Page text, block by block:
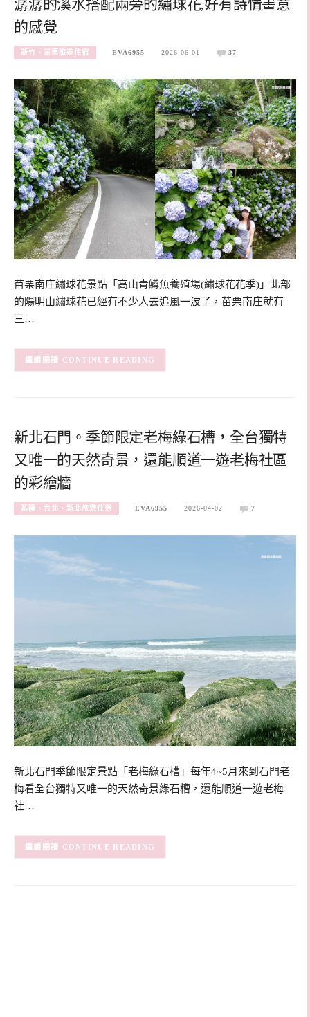
潺潺的溪水搭配兩旁的繡球花,好有詩情畫意
的感覺
新竹、苗栗旅遊住宿 EVA6955 2026-06-01 37
苗栗南庄繡球花景點「高山青鱒魚養殖場(繡球花花季)」北部
的陽明山繡球花已經有不少人去追風一波了，苗栗南庄就有
三…
CONTINUE READING
新北石門。季節限定老梅綠石槽，全台獨特
又唯一的天然奇景，還能順道一遊老梅社區
的彩繪牆
基隆、台北、新北旅遊住宿 EVA6955 2026-04-02 7
新北石門季節限定景點「老梅綠石槽」每年4~5月來到石門老
梅看全台獨特又唯一的天然奇景綠石槽，還能順道一遊老梅
社…
CONTINUE READING